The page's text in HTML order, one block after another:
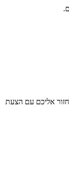
אליכם עם הצעת